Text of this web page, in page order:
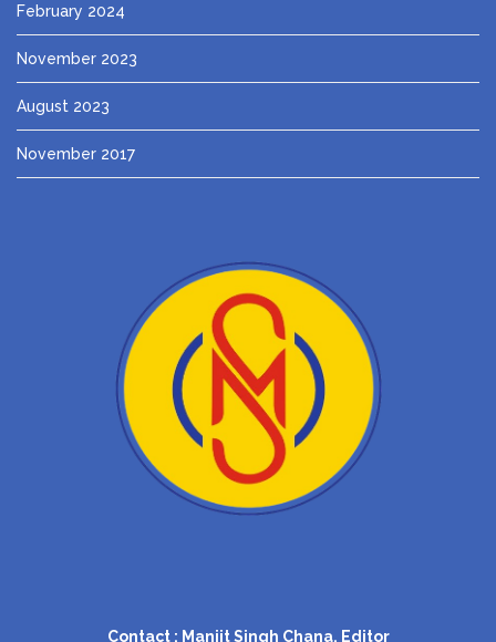
February 2024
November 2023
August 2023
November 2017
Contact : Manjit Singh Chana, Editor